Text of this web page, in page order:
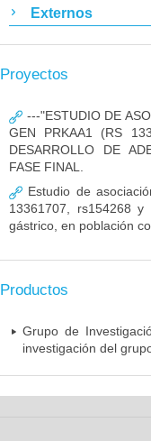
Externos
Proyectos
---"ESTUDIO DE
GEN PRKAA1 (RS
DESARROLLO DE
FASE FINAL.
Estudio de
13361707, rs154268 y
gástrico, en población
Productos
Grupo de
investigación del